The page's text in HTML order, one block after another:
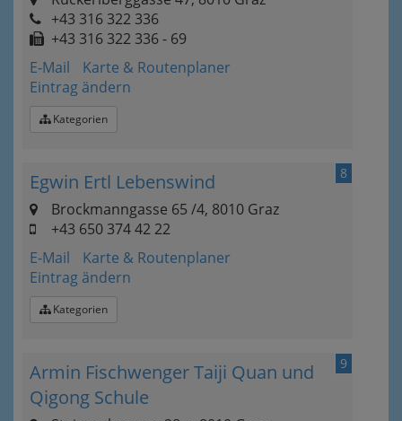
+43 316 322 336
+43 316 322 336 - 69
E-Mail
Karte & Routenplaner
Eintrag ändern
Kategorien
8
Egwin Ertl Lebenswind
Brockmanngasse 65 /4, 8010 Graz
+43 650 374 42 22
E-Mail
Karte & Routenplaner
Eintrag ändern
Kategorien
9
Armin Fischwenger Taiji Quan und
Qigong Schule